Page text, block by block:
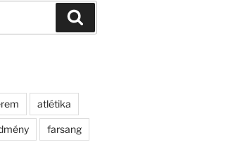
atlétika
farsang